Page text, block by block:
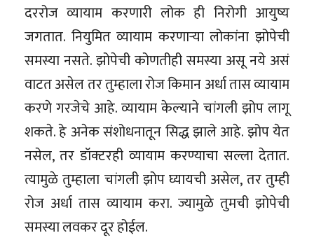
दररोज व्यायाम करणारी लोक ही निरोगी आयुष्य
जगतात. नियुमित व्यायाम करणाऱ्या लोकांना झोपेची
समस्या नसते. झोपेची कोणतीही समस्या असू नये असं
वाटत असेल तर तुम्हाला रोज किमान अर्धा तास व्यायाम
करणे गरजेचे आहे. व्यायाम केल्याने चांगली झोप लागू
शकते. हे अनेक संशोधनातून सिद्ध झाले आहे. झोप येत
नसेल, तर डॉक्टरही व्यायाम करण्याचा सल्ला देतात.
त्यामुळे तुम्हाला चांगली झोप घ्यायची असेल, तर तुम्ही
रोज अर्धा तास व्यायाम करा. ज्यामुळे तुमची झोपेची
समस्या लवकर दूर होईल.